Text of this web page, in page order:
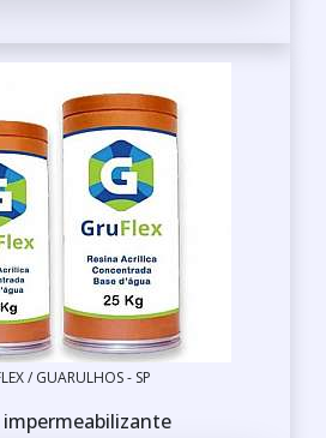
/ GUARULHOS - SP
impermeabilizante